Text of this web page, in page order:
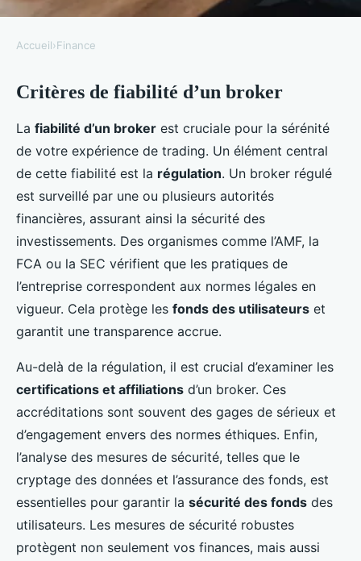
Les critères de performance
d'un broker
Assia•10 février 2025• 5 min de lecture
Accueil›Finance
Critères de fiabilité d’un broker
La fiabilité d’un broker est cruciale pour la sérénité
de votre expérience de trading. Un élément central
de cette fiabilité est la régulation. Un broker régulé
est surveillé par une ou plusieurs autorités
financières, assurant ainsi la sécurité des
investissements. Des organismes comme l’AMF, la
FCA ou la SEC vérifient que les pratiques de
l’entreprise correspondent aux normes légales en
vigueur. Cela protège les fonds des utilisateurs et
garantit une transparence accrue.
Au-delà de la régulation, il est crucial d’examiner les
certifications et affiliations d’un broker. Ces
accréditations sont souvent des gages de sérieux et
d’engagement envers des normes éthiques. Enfin,
l’analyse des mesures de sécurité, telles que le
cryptage des données et l’assurance des fonds, est
essentielles pour garantir la sécurité des fonds des
utilisateurs. Les mesures de sécurité robustes
protègent non seulement vos finances, mais aussi